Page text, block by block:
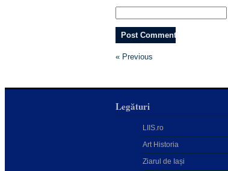
« Previous
Legături
LIIS.ro
Art Historia
Ziarul de Iași